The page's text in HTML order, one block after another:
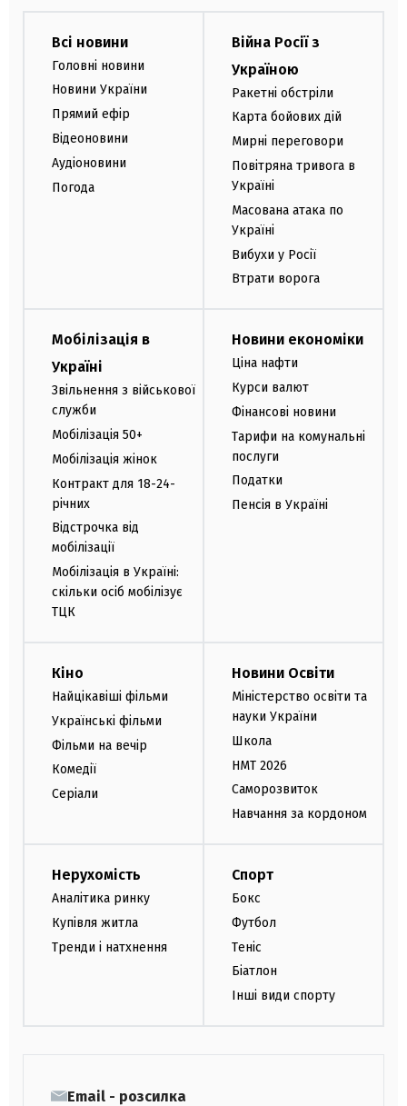
Всі новини
Головні новини
Новини України
Прямий ефір
Відеоновини
Аудіоновини
Погода
Війна Росії з
Україною
Ракетні обстріли
Карта бойових дій
Мирні переговори
Повітряна тривога в
Україні
Масована атака по
Україні
Вибухи у Росії
Втрати ворога
Мобілізація в
Україні
Звільнення з військової
служби
Мобілізація 50+
Мобілізація жінок
Контракт для 18-24-
річних
Відстрочка від
мобілізації
Мобілізація в Україні:
скільки осіб мобілізує
ТЦК
Новини економіки
Ціна нафти
Курси валют
Фінансові новини
Тарифи на комунальні
послуги
Податки
Пенсія в Україні
Кіно
Найцікавіші фільми
Українські фільми
Фільми на вечір
Комедії
Серіали
Новини Освіти
Міністерство освіти та
науки України
Школа
НМТ 2026
Саморозвиток
Навчання за кордоном
Нерухомість
Аналітика ринку
Купівля житла
Тренди і натхнення
Спорт
Бокс
Футбол
Теніс
Біатлон
Інші види спорту
Email - розсилка